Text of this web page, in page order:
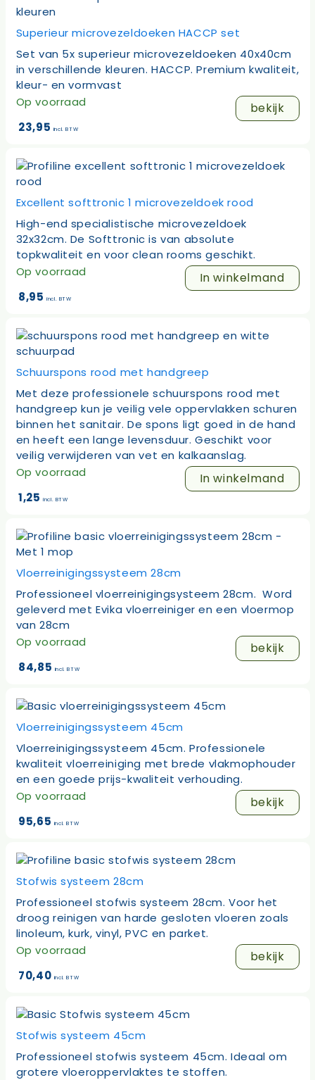
Superieur microvezeldoeken HACCP set
Set van 5x superieur microvezeldoeken 40x40cm
in verschillende kleuren. HACCP. Premium kwaliteit,
kleur- en vormvast
Op voorraad
bekijk
23,95 incl. BTW
Excellent softtronic 1 microvezeldoek rood
High-end specialistische microvezeldoek
32x32cm. De Softtronic is van absolute
topkwaliteit en voor clean rooms geschikt.
Op voorraad
In winkelmand
8,95 incl. BTW
Schuurspons rood met handgreep
Met deze professionele schuurspons rood met
handgreep kun je veilig vele oppervlakken schuren
binnen het sanitair. De spons ligt goed in de hand
en heeft een lange levensduur. Geschikt voor
veilig verwijderen van vet en kalkaanslag.
Op voorraad
In winkelmand
1,25 incl. BTW
Vloerreinigingssysteem 28cm
Professioneel vloerreinigingsysteem 28cm. Word
geleverd met Evika vloerreiniger en een vloermop
van 28cm
Op voorraad
bekijk
84,85 incl. BTW
Vloerreinigingssysteem 45cm
Vloerreinigingssysteem 45cm. Professionele
kwaliteit vloerreiniging met brede vlakmophouder
en een goede prijs-kwaliteit verhouding.
Op voorraad
bekijk
95,65 incl. BTW
Stofwis systeem 28cm
Professioneel stofwis systeem 28cm. Voor het
droog reinigen van harde gesloten vloeren zoals
linoleum, kurk, vinyl, PVC en parket.
Op voorraad
bekijk
70,40 incl. BTW
Stofwis systeem 45cm
Professioneel stofwis systeem 45cm. Ideaal om
grotere vloeroppervlaktes te stoffen.